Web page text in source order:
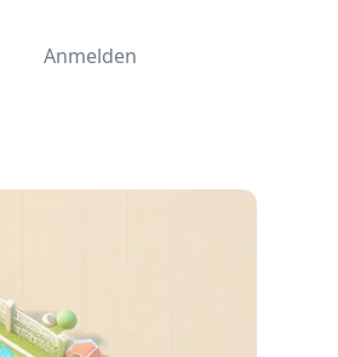
Anmelden